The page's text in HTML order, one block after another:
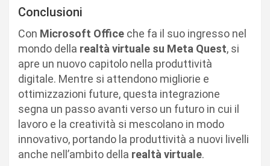
Conclusioni
Con Microsoft Office che fa il suo ingresso nel
mondo della realtà virtuale su Meta Quest, si
apre un nuovo capitolo nella produttività
digitale. Mentre si attendono migliorie e
ottimizzazioni future, questa integrazione
segna un passo avanti verso un futuro in cui il
lavoro e la creatività si mescolano in modo
innovativo, portando la produttività a nuovi livelli
anche nell’ambito della realtà virtuale.